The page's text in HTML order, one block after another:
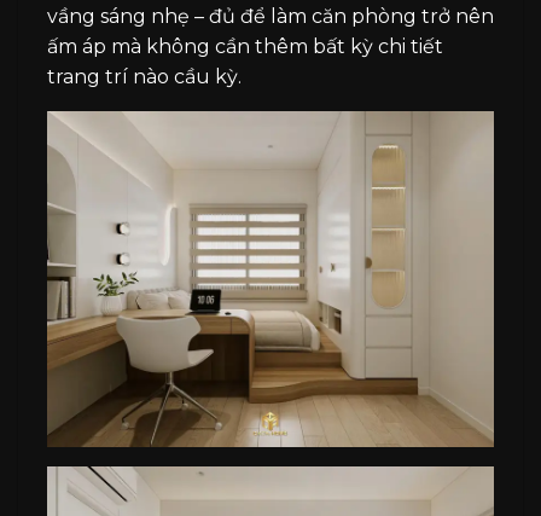
vầng sáng nhẹ – đủ để làm căn phòng trở nên
ấm áp mà không cần thêm bất kỳ chi tiết
trang trí nào cầu kỳ.